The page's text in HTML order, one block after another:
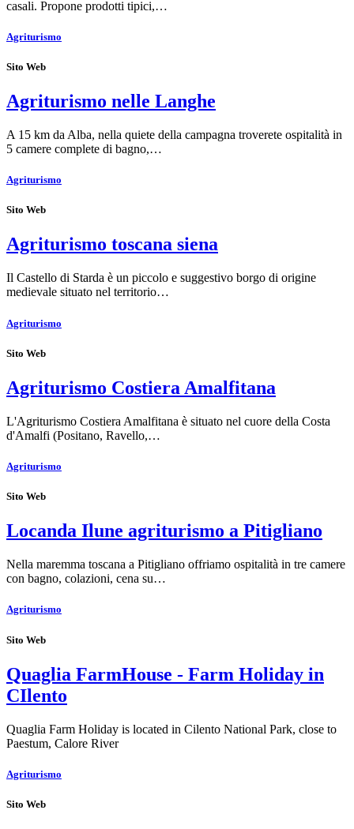
casali. Propone prodotti tipici,…
Agriturismo
Sito Web
Agriturismo nelle Langhe
A 15 km da Alba, nella quiete della campagna troverete ospitalità in
5 camere complete di bagno,…
Agriturismo
Sito Web
Agriturismo toscana siena
Il Castello di Starda è un piccolo e suggestivo borgo di origine
medievale situato nel territorio…
Agriturismo
Sito Web
Agriturismo Costiera Amalfitana
L'Agriturismo Costiera Amalfitana è situato nel cuore della Costa
d'Amalfi (Positano, Ravello,…
Agriturismo
Sito Web
Locanda Ilune agriturismo a Pitigliano
Nella maremma toscana a Pitigliano offriamo ospitalità in tre camere
con bagno, colazioni, cena su…
Agriturismo
Sito Web
Quaglia FarmHouse - Farm Holiday in
CIlento
Quaglia Farm Holiday is located in Cilento National Park, close to
Paestum, Calore River
Agriturismo
Sito Web